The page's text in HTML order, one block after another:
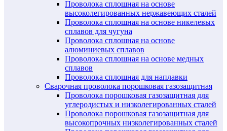
Проволока сплошная на основе
высоколегированных нержавеющих сталей
Проволока сплошная на основе никелевых
сплавов для чугуна
Проволока сплошная на основе
алюминиевых сплавов
Проволока сплошная на основе медных
сплавов
Проволока сплошная для наплавки
Сварочная проволока порошковая газозащитная
Проволока порошковая газозащитная для
углеродистых и низколегированных сталей
Проволока порошковая газозащитная для
высокопрочных низколегированных сталей